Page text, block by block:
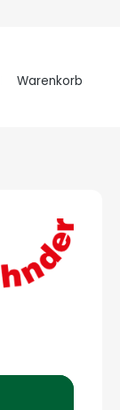
Warenkorb